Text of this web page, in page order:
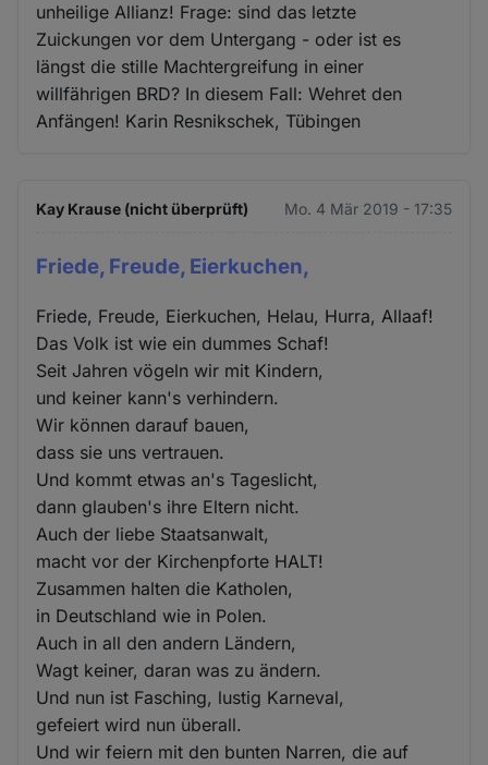
unheilige Allianz! Frage: sind das letzte
Zuickungen vor dem Untergang - oder ist es
längst die stille Machtergreifung in einer
willfährigen BRD? In diesem Fall: Wehret den
Anfängen! Karin Resnikschek, Tübingen
Kay Krause (nicht überprüft) Mo. 4 Mär 2019 - 17:35
Friede, Freude, Eierkuchen,
Friede, Freude, Eierkuchen, Helau, Hurra, Allaaf!
Das Volk ist wie ein dummes Schaf!
Seit Jahren vögeln wir mit Kindern,
und keiner kann's verhindern.
Wir können darauf bauen,
dass sie uns vertrauen.
Und kommt etwas an's Tageslicht,
dann glauben's ihre Eltern nicht.
Auch der liebe Staatsanwalt,
macht vor der Kirchenpforte HALT!
Zusammen halten die Katholen,
in Deutschland wie in Polen.
Auch in all den andern Ländern,
Wagt keiner, daran was zu ändern.
Und nun ist Fasching, lustig Karneval,
gefeiert wird nun überall.
Und wir feiern mit den bunten Narren, die auf